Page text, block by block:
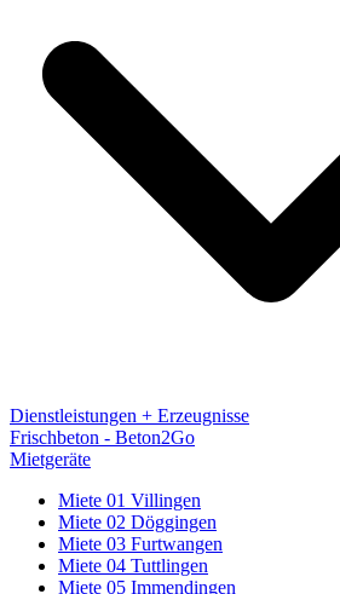
Dienstleistungen + Erzeugnisse
Frischbeton - Beton2Go
Mietgeräte
Miete 01 Villingen
Miete 02 Döggingen
Miete 03 Furtwangen
Miete 04 Tuttlingen
Miete 05 Immendingen